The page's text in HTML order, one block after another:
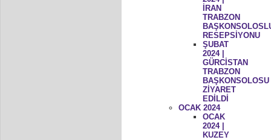
İRAN
TRABZON
RESEPSİYONU
ŞUBAT
2024 |
GÜRCİSTAN
TRABZON
BAŞKONSOLOSU
ZİYARET
EDİLDİ
OCAK 2024
OCAK
2024 |
KUZEY